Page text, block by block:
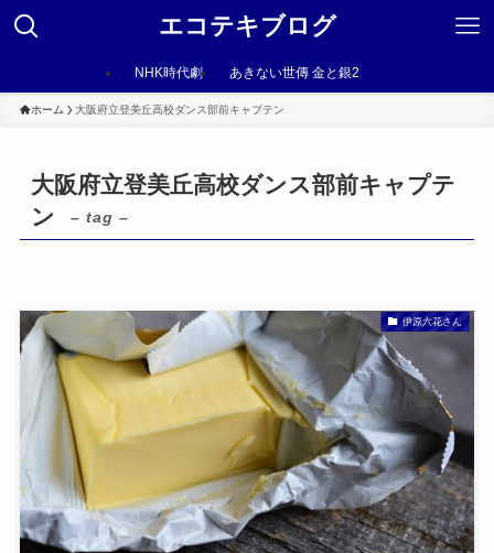
エコテキブログ
NHK時代劇 あきない世傳 金と銀2
ホーム 大阪府立登美丘高校ダンス部前キャプテン
大阪府立登美丘高校ダンス部前キャプテ
ン
– tag –
伊原六花さん